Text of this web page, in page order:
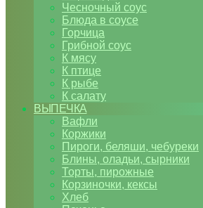
Чесночный соус
Блюда в соусе
Горчица
Грибной соус
К мясу
К птице
К рыбе
К салату
ВЫПЕЧКА
Вафли
Коржики
Пироги, беляши, чебуреки
Блины, оладьи, сырники
Торты, пирожные
Корзиночки, кексы
Хлеб